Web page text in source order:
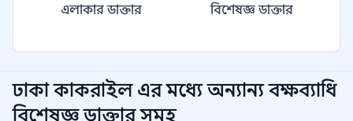
এলাকার ডাক্তার
বিশেষজ্ঞ ডাক্তার
ঢাকা কাকরাইল এর মধ্যে অন্যান্যবক্ষব্যাধি
বিশেষজ্ঞ ডাক্তার সমূহ